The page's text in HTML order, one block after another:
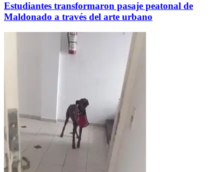
Estudiantes transformaron pasaje peatonal de
Maldonado a través del arte urbano